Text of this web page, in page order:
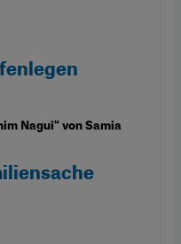
Nagui“ von Samia